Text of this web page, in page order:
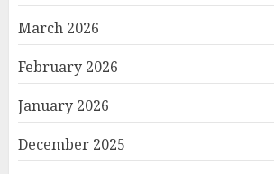
March 2026
February 2026
January 2026
December 2025